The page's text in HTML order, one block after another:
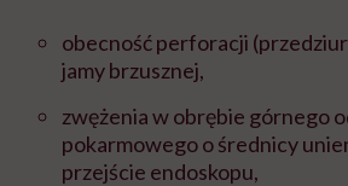
obecność perforacji
jamy brzusznej,
zwężenia w obrębie górnego
pokarmowego o średnicy
przejście endoskopu,